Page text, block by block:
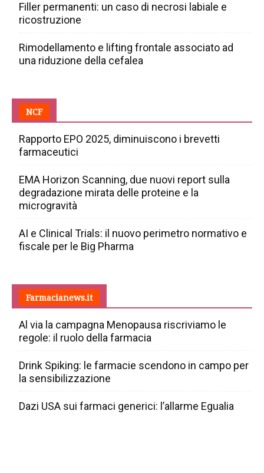
Filler permanenti: un caso di necrosi labiale e
ricostruzione
Rimodellamento e lifting frontale associato ad
una riduzione della cefalea
NCF
Rapporto EPO 2025, diminuiscono i brevetti
farmaceutici
EMA Horizon Scanning, due nuovi report sulla
degradazione mirata delle proteine e la
microgravità
AI e Clinical Trials: il nuovo perimetro normativo e
fiscale per le Big Pharma
Farmacianews.it
Al via la campagna Menopausa riscriviamo le
regole: il ruolo della farmacia
Drink Spiking: le farmacie scendono in campo per
la sensibilizzazione
Dazi USA sui farmaci generici: l’allarme Egualia